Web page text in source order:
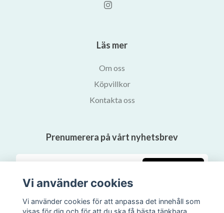
Läs mer
Om oss
Köpvillkor
Kontakta oss
Prenumerera på vårt nyhetsbrev
Vi använder cookies
Vi använder cookies för att anpassa det innehåll som
visas för dig och för att du ska få bästa tänkbara